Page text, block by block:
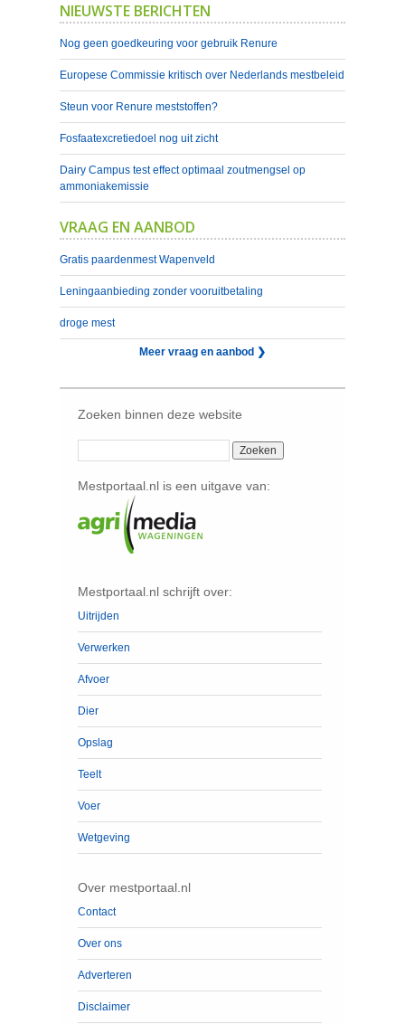
NIEUWSTE BERICHTEN
Nog geen goedkeuring voor gebruik Renure
Europese Commissie kritisch over Nederlands mestbeleid
Steun voor Renure meststoffen?
Fosfaatexcretiedoel nog uit zicht
Dairy Campus test effect optimaal zoutmengsel op
ammoniakemissie
VRAAG EN AANBOD
Gratis paardenmest Wapenveld
Leningaanbieding zonder vooruitbetaling
droge mest
Meer vraag en aanbod ❯
Zoeken binnen deze website
Mestportaal.nl is een uitgave van:
Mestportaal.nl schrijft over:
Uitrijden
Verwerken
Afvoer
Dier
Opslag
Teelt
Voer
Wetgeving
Over mestportaal.nl
Contact
Over ons
Adverteren
Disclaimer